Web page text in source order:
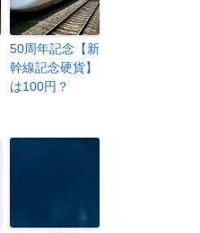
50周年記念【新
幹線記念硬貨】
は100円？